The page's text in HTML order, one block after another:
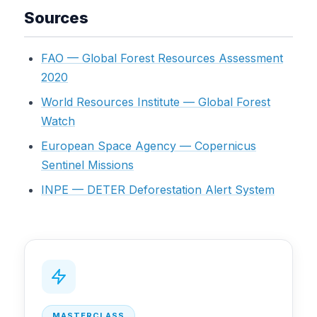
Sources
FAO — Global Forest Resources Assessment
2020
World Resources Institute — Global Forest
Watch
European Space Agency — Copernicus
Sentinel Missions
INPE — DETER Deforestation Alert System